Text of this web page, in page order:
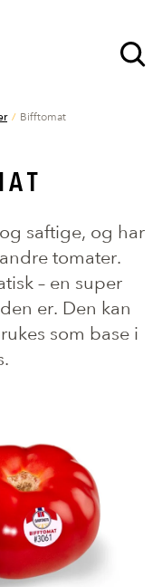
Bifftomat
saftige, og har
tomater.
– en super
er. Den kan
som base i